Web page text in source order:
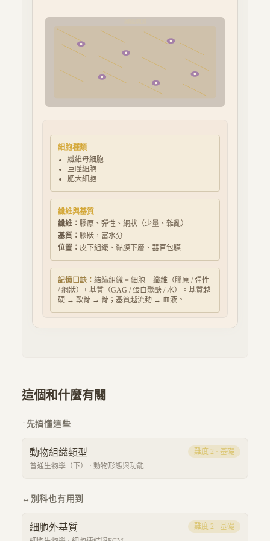
細胞種類
纖維母細胞
巨噬細胞
肥大細胞
纖維與基質
纖維： 膠原、彈性、網狀（少量、雜亂）
基質： 膠狀，富水分
位置： 皮下組織、黏膜下層、器官包膜
記憶口訣： 結締組織 = 細胞 + 纖維（膠原 / 彈性
/ 網狀）+ 基質（GAG / 蛋白聚醣 / 水）。基質越
硬 → 軟骨 → 骨；基質越流動 → 血液。
這個和什麼有關
↑ 先搞懂這些
動物組織類型
普通生物學（下） · 動物形態與功能
難度 2 · 基礎
↔ 別科也有用到
細胞外基質 難度 2 · 基礎